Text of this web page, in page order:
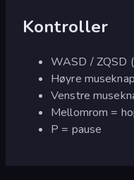
Kontroller
WASD / ZQSD
Høyre
Venstre
Mellomrom =
P = pause